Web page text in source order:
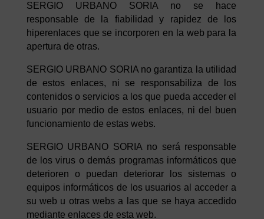
SERGIO URBANO SORIA no se hace
responsable de la fiabilidad y rapidez de los
hiperenlaces que se incorporen en la web para la
apertura de otras.
SERGIO URBANO SORIA no garantiza la utilidad
de estos enlaces, ni se responsabiliza de los
contenidos o servicios a los que pueda acceder el
usuario por medio de estos enlaces, ni del buen
funcionamiento de estas webs.
SERGIO URBANO SORIA no será responsable
de los virus o demás programas informáticos que
deterioren o puedan deteriorar los sistemas o
equipos informáticos de los usuarios al acceder a
su web u otras webs a las que se haya accedido
mediante enlaces de esta web.